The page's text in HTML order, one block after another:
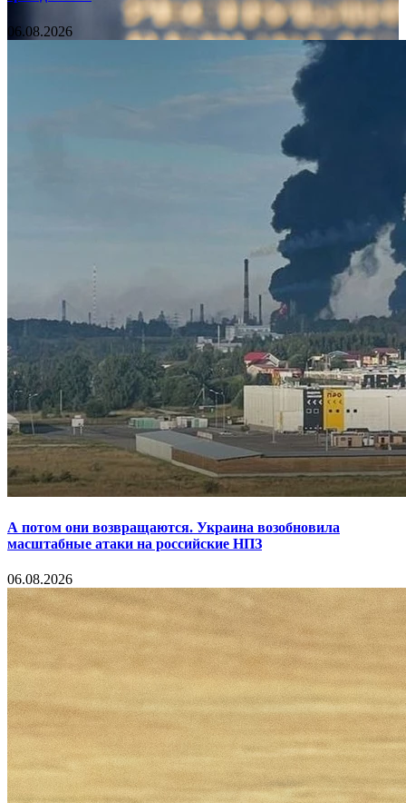
06.08.2026
А потом они возвращаются. Украина возобновила
масштабные атаки на российские НПЗ
06.08.2026